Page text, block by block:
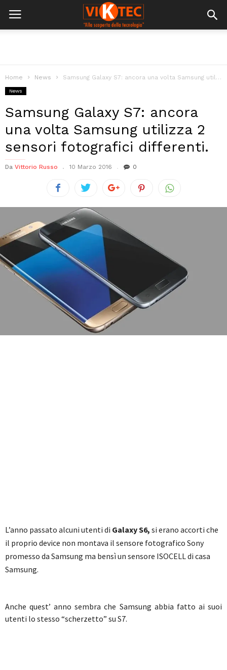
Home News Samsung Galaxy S7: ancora una volta Samsung utilizza 2 sensori fotografici differenti.
News
Samsung Galaxy S7: ancora
una volta Samsung utilizza 2
sensori fotografici differenti.
Da Vittorio Russo 10 Marzo 2016 0
L’anno passato alcuni utenti di Galaxy S6, si erano accorti che
il proprio device non montava il sensore fotografico Sony
promesso da Samsung ma bensì un sensore ISOCELL di casa
Samsung.
Anche quest’ anno sembra che Samsung abbia fatto ai suoi
utenti lo stesso “scherzetto” su S7.